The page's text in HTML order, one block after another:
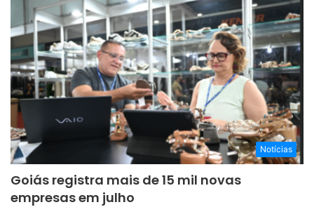
Notícias
Goiás registra mais de 15 mil novas
empresas em julho